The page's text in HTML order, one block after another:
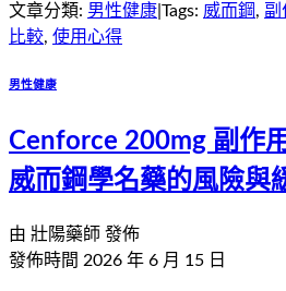
文章分類: 男性健康 Tags: 威而鋼, 副
比較, 使用心得
男性健康
Cenforce 200mg 副作
威而鋼學名藥的風險與
由 壯陽藥師 發佈
發佈時間 2026 年 6 月 15 日